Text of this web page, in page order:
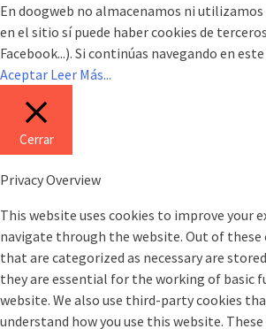
En doogweb no almacenamos ni
en el sitio sí puede haber cookies de
Facebook...). Si continúas navegando en
Aceptar Leer Más...
Cerrar
Privacy Overview
This website uses cookies to improve your
navigate through the website. Out of these
that are categorized as necessary are
they are essential for the working of basic
website. We also use third-party cookies
understand how you use this website.